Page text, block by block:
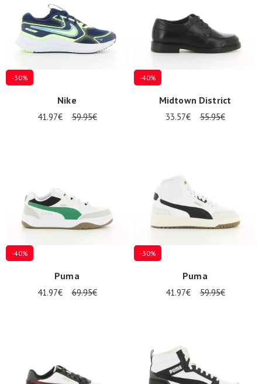
-30%
Nike
41.97€ 59.95€
-40%
Midtown District
33.57€ 55.95€
-40%
Puma
41.97€ 69.95€
-30%
Puma
41.97€ 59.95€